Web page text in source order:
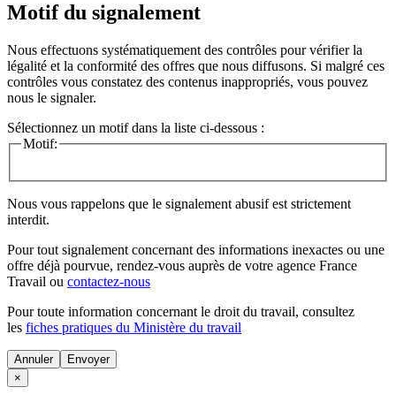
Motif du signalement
Nous effectuons systématiquement des contrôles pour vérifier la
légalité et la conformité des offres que nous diffusons. Si malgré ces
contrôles vous constatez des contenus inappropriés, vous pouvez
nous le signaler.
Sélectionnez un motif dans la liste ci-dessous :
Motif:
Nous vous rappelons que le signalement abusif est strictement
interdit.
Pour tout signalement concernant des informations inexactes ou une
offre déjà pourvue, rendez-vous auprès de votre agence France
Travail ou contactez-nous
Pour toute information concernant le droit du travail, consultez
les fiches pratiques du Ministère du travail
Annuler
×